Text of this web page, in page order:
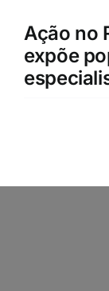
Ação no
expõe